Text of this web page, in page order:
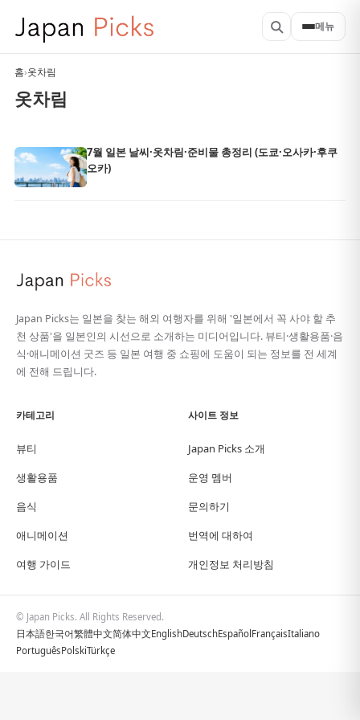
메뉴
홈›옷차림
옷차림
7월 일본 날씨·옷차림·준비물 총정리 (도쿄·오사카·후쿠
오카)
Japan Picks는 일본을 찾는 해외 여행자를 위해 '일본에서 꼭 사야 할 추
천 상품'을 일본인의 시선으로 소개하는 미디어입니다. 뷰티·생활용품·음
식·애니메이션 굿즈 등 일본 여행 중 쇼핑에 도움이 되는 정보를 전 세계
에 전해 드립니다.
카테고리
뷰티
생활용품
음식
애니메이션
여행 가이드
사이트 정보
Japan Picks 소개
운영 멤버
문의하기
번역에 대하여
개인정보 처리방침
© Japan Picks. All Rights Reserved.
日本語한국어繁體中文简体中文EnglishDeutschEspañol FrançaisItaliano
PortuguêsPolskiTürkçe